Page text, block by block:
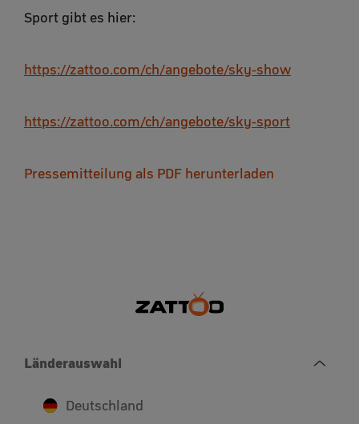
Sport gibt es hier:
https://zattoo.com/ch/angebote/sky-show
https://zattoo.com/ch/angebote/sky-sport
Pressemitteilung als PDF herunterladen
Länderauswahl
Deutschland